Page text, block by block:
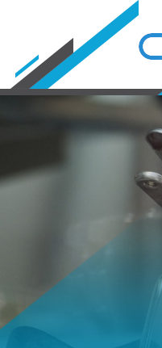
Cookies management panel